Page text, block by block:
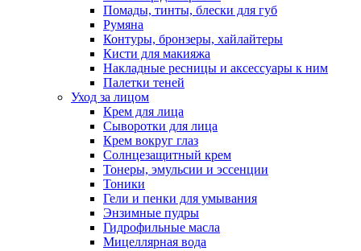
Помады, тинты, блески для губ
Румяна
Контуры, бронзеры, хайлайтеры
Кисти для макияжа
Накладные ресницы и аксессуары к ним
Палетки теней
Уход за лицом
Крем для лица
Сыворотки для лица
Крем вокруг глаз
Солнцезащитный крем
Тонеры, эмульсии и эссенции
Тоники
Гели и пенки для умывания
Энзимные пудры
Гидрофильные масла
Мицеллярная вода